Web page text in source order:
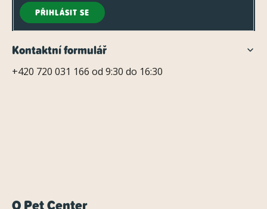
PŘIHLÁSIT SE
Kontaktní formulář
+420 720 031 166 od 9:30 do 16:30